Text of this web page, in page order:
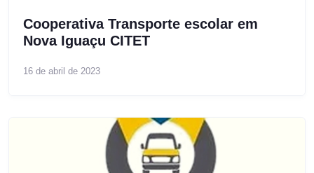
Cooperativa Transporte escolar em
Nova Iguaçu CITET
16 de abril de 2023